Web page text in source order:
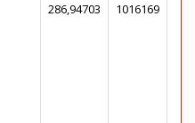
286,94703 1016169